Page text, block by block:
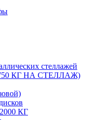
стеллажей
КГ НА СТЕЛЛАЖ)
КГ